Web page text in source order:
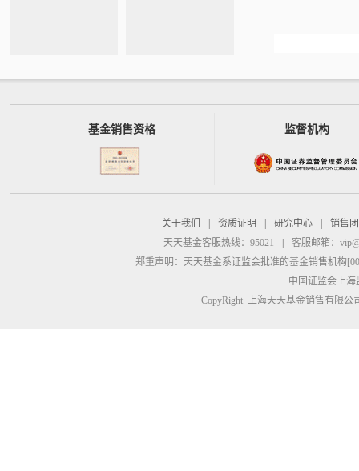
基金销售资格 监督机构
关于我们 资质证明 研究中心
销售
天天基金客服热线：95021
客服邮箱：
郑重声明： 天天基金系证监会批准的基金销售机构
中国证监会上
CopyRight 上海天天基金销售有限